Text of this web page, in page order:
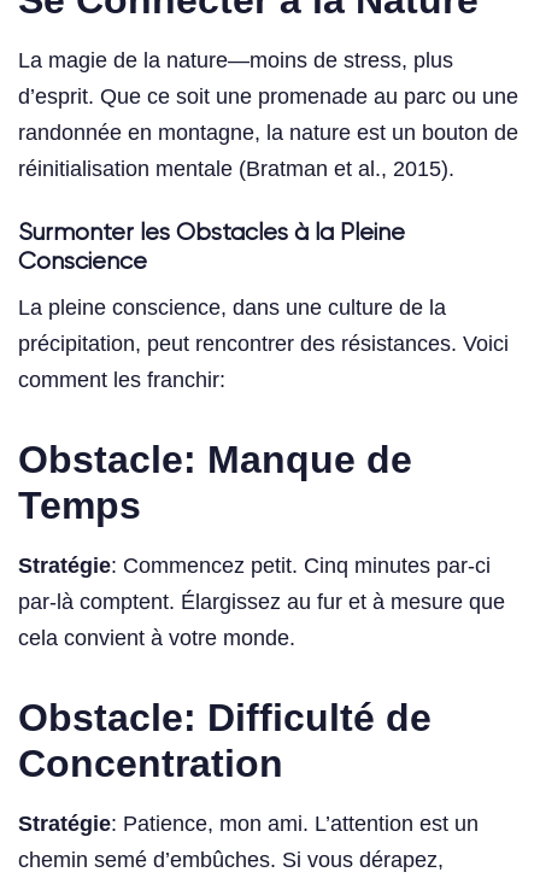
La magie de la nature—moins de stress, plus
d’esprit. Que ce soit une promenade au parc ou une
randonnée en montagne, la nature est un bouton de
réinitialisation mentale (Bratman et al., 2015).
Surmonter les Obstacles à la Pleine
Conscience
La pleine conscience, dans une culture de la
précipitation, peut rencontrer des résistances. Voici
comment les franchir:
Obstacle: Manque de
Temps
Stratégie: Commencez petit. Cinq minutes par-ci
par-là comptent. Élargissez au fur et à mesure que
cela convient à votre monde.
Obstacle: Difficulté de
Concentration
Stratégie: Patience, mon ami. L’attention est un
chemin semé d’embûches. Si vous dérapez,